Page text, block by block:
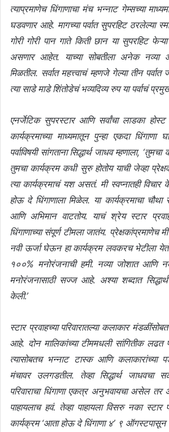
त्याप्रमाणेच धिंगाणाचा मंच भन्नाट गेम्सच्या
घडवणार आहे. मागच्या पर्वात सुपरहिट ठरलेल्या
गोरी गोरी पान गाते किती छान या सुपरहिट फेऱ्या
असणार आहेत. याच्या सोबतीला अनेक नव्या
मिळतील. सर्वात महत्त्वाचं म्हणजे गेल्या तीन पर्वात
त्या साडे माडे शिंतोडेचं भव्यदिव्य रुप या पर्वाचं
एनर्जेटिक सुपरस्टार आणि सर्वांचा लाडका होस्ट
कार्यक्रमाच्या माध्यमातून पुन्हा एकदा
पर्वाविषयी सांगताना सिद्धार्थ जाधव म्हणाला,
तुमचा कार्यक्रम कधी सुरु होतोय याची जेव्हा
त्या कार्यक्रमाचं यश असतं. मी स्वप्नातही
होऊ दे धिंगाणाला मिळेल. या कार्यक्रमाचा
आणि अभिमान वाटतोय. याचं श्रेय स्टार
धिंगाणाच्या संपूर्ण टीमला जातंय. प्रेक्षकांप्रमाणेच मी
नवी ऊर्जा घेऊन हा कार्यक्रम लवकरच भेटीला
१००% मनोरंजनाची हमी. नव्या जोशात आणि
मनोरंजनासाठी सज्ज आहे. अश्या शब्दात
केली.’
स्टार प्रवाहच्या परिवारातल्या कलाकार
आहे. दोन मालिकांच्या टीममधली सांगितीक लढत
त्यासोबतच भन्नाट टास्क आणि कलाकारांच्या
मंचावर उलगडतील. तेव्हा सिद्धार्थ जाधवचा
परिवाराचा धिंगाणा एकत्र अनुभवायचा असेल तर
पाहायलाच हवं. तेव्हा पाहायला विसरु नका
कार्यक्रम ‘आता होऊ दे धिंगाणा ४’ ९ ऑगस्टपासून